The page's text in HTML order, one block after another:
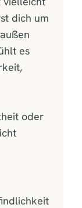
dich um
es
oder